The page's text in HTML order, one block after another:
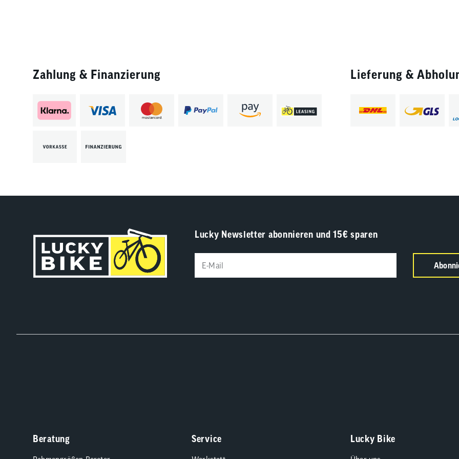
Zahlung & Finanzierung Lieferung &
Lucky Newsletter abonnieren und 15€ sparen
Beratung Service Lucky Bike